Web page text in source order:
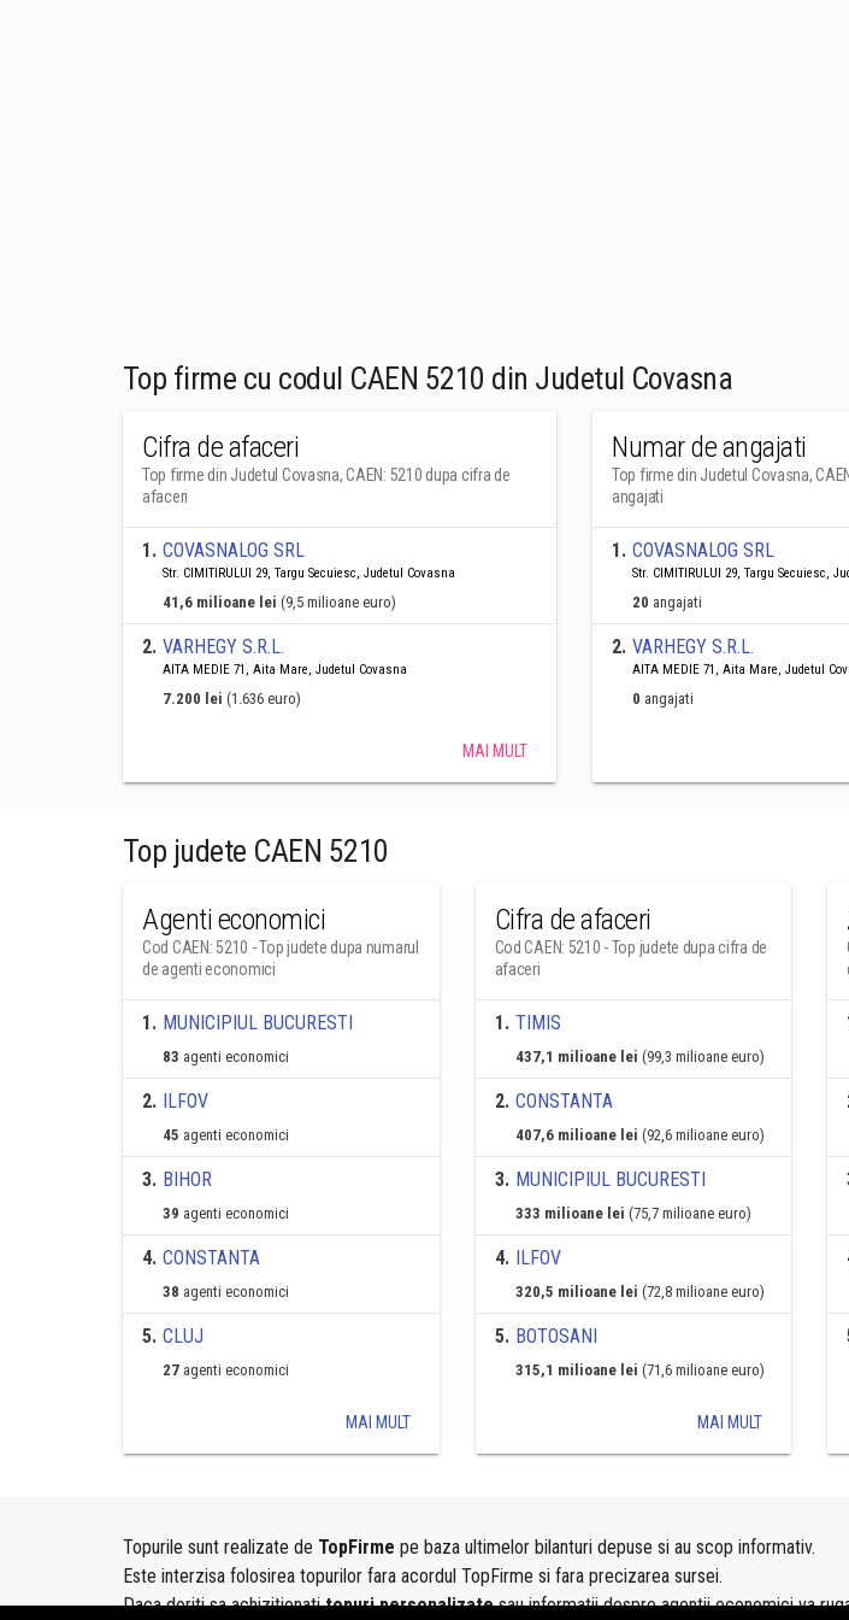
Top firme cu codul CAEN 5210 din Judetul Covasna
Cifra de afaceri
Top firme din Judetul Covasna, CAEN: 5210 dupa cifra de
afaceri
1. COVASNALOG SRL
Str. CIMITIRULUI 29, Targu Secuiesc, Judetul Covasna
41,6 milioane lei (9,5 milioane euro)
2. VARHEGY S.R.L.
AITA MEDIE 71, Aita Mare, Judetul Covasna
7.200 lei (1.636 euro)
MAI MULT
Numar de angajati
Top firme din Judetul Covasna,
angajati
1. COVASNALOG SRL
Str. CIMITIRULUI 29, Targu Secuiesc,
20 angajati
2. VARHEGY S.R.L.
AITA MEDIE 71, Aita Mare, Judetul
0 angajati
Top judete CAEN 5210
Agenti economici
Cod CAEN: 5210 - Top judete dupa numarul
de agenti economici
1. MUNICIPIUL BUCURESTI
83 agenti economici
2. ILFOV
45 agenti economici
3. BIHOR
39 agenti economici
4. CONSTANTA
38 agenti economici
5. CLUJ
27 agenti economici
MAI MULT
Cifra de afaceri
Cod CAEN: 5210 - Top judete dupa cifra de
afaceri
1. TIMIS
437,1 milioane lei (99,3 milioane euro)
2. CONSTANTA
407,6 milioane lei (92,6 milioane euro)
3. MUNICIPIUL BUCURESTI
333 milioane lei (75,7 milioane euro)
4. ILFOV
320,5 milioane lei (72,8 milioane euro)
5. BOTOSANI
315,1 milioane lei (71,6 milioane euro)
MAI MULT
Topurile sunt realizate de TopFirme pe baza ultimelor bilanturi depuse si au scop informativ.
Este interzisa folosirea topurilor fara acordul TopFirme si fara precizarea sursei.
Daca doriti sa achizitionatitopuri personalizatesau informatii despre agentii economici va